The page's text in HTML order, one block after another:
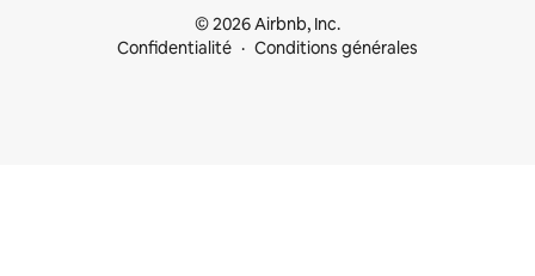
© 2026 Airbnb, Inc.
Confidentialité
Conditions générales